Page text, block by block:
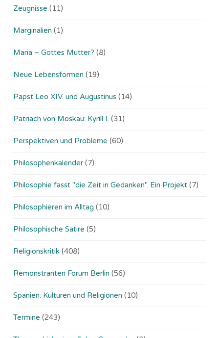
Zeugnisse (11)
Marginalien (1)
Maria – Gottes Mutter? (8)
Neue Lebensformen (19)
Papst Leo XIV. und Augustinus (14)
Patriach von Moskau: Kyrill I. (31)
Perspektiven und Probleme (60)
Philosophenkalender (7)
Philosophie fasst "die Zeit in Gedanken". Ein Projekt (7)
Philosophieren im Alltag (10)
Philosophische Satire (5)
Religionskritik (408)
Remonstranten Forum Berlin (56)
Spanien: Kulturen und Religionen (10)
Termine (243)